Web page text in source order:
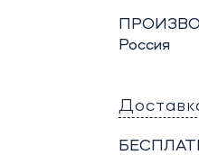
Россия